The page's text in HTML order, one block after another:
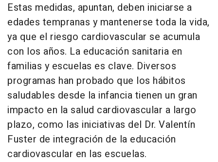
Estas medidas, apuntan, deben iniciarse a
edades tempranas y mantenerse toda la vida,
ya que el riesgo cardiovascular se acumula
con los años. La educación sanitaria en
familias y escuelas es clave. Diversos
programas han probado que los hábitos
saludables desde la infancia tienen un gran
impacto en la salud cardiovascular a largo
plazo, como las iniciativas del Dr. Valentín
Fuster de integración de la educación
cardiovascular en las escuelas.